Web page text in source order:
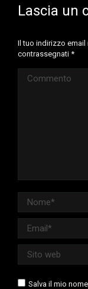
Lascia un
Il tuo indirizzo
contrassegnati *
Commento
Nome *
Email *
Sito web
Salva il mio